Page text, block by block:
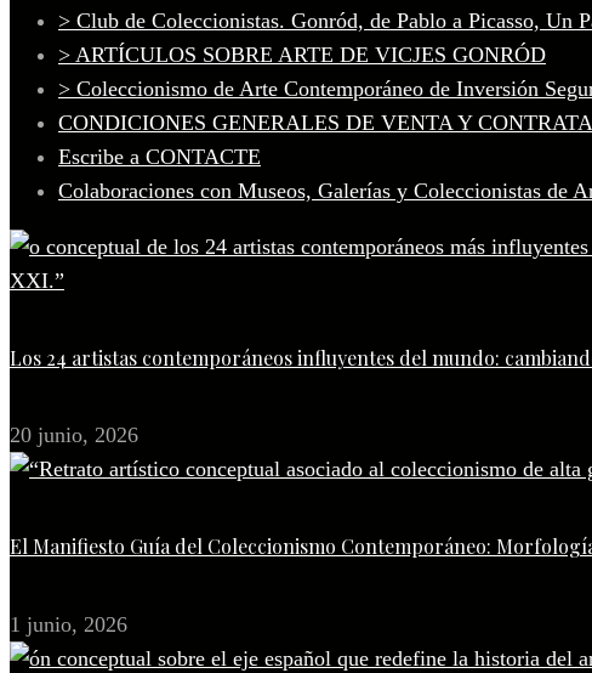
> Club de Coleccionistas. Gonród, de Pablo a Picasso, Un
> ARTÍCULOS SOBRE ARTE DE VICJES GONRÓD
> Coleccionismo de Arte Contemporáneo de Inversión
CONDICIONES GENERALES DE VENTA Y
Escribe a CONTACTE
Colaboraciones con Museos, Galerías y Coleccionistas de
Los 24 artistas contemporáneos influyentes del mundo:
20 junio, 2026
El Manifiesto Guía del Coleccionismo Contemporáneo:
1 junio, 2026